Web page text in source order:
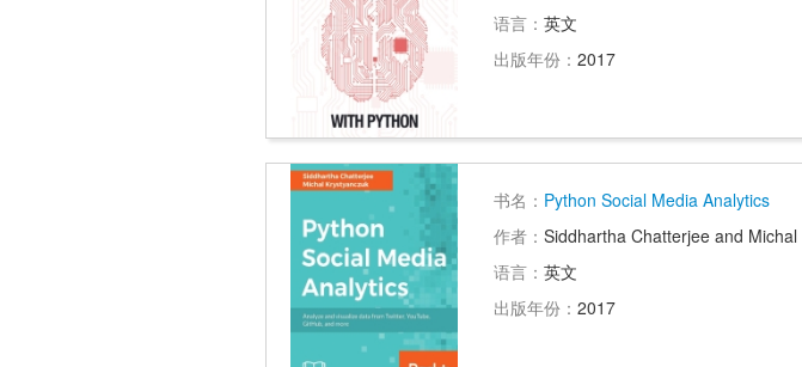
语言： 英文
出版年份： 2017
书名： Python Social Media Analytics
作者： Siddhartha Chatterjee and
语言： 英文
出版年份： 2017